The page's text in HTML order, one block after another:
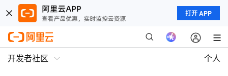
打开 APP
开发者社区 个人